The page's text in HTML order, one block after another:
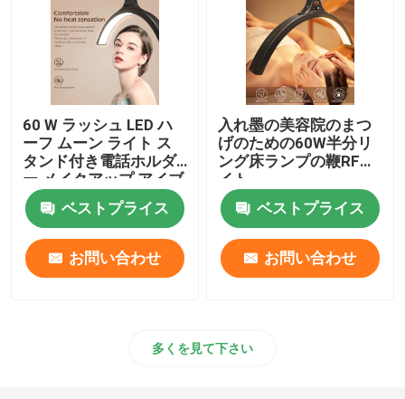
60 W ラッシュ LED ハ
ーフ ムーン ライト ス
タンド付き電話ホルダ
ー メイクアップ アイブ
ロウ タトゥー ハーフ
リング ランプ
ベストプライス
お問い合わせ
入れ墨の美容院のまつ
げのための60W半分リ
ング床ランプの鞭RFラ
イト
ベストプライス
お問い合わせ
多くを見て下さい